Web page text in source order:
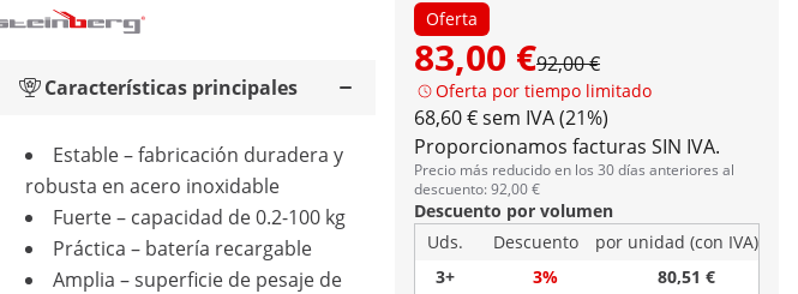
Oferta
83,00 €92,00 €
Oferta por tiempo limitado
68,60 € sem IVA (21%)
Proporcionamos facturas SIN IVA.
Precio más reducido en los 30 días anteriores al
descuento: 92,00 €
Descuento por volumen
Uds.
Descuento
por unidad (con IVA)
3+
3%
80,51 €
Características principales
Estable – fabricación duradera y
robusta en acero inoxidable
Fuerte – capacidad de 0.2-100 kg
Práctica – batería recargable
Amplia – superficie de pesaje de